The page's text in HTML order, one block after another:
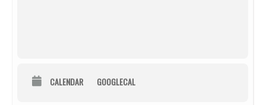
CALENDAR GOOGLECAL